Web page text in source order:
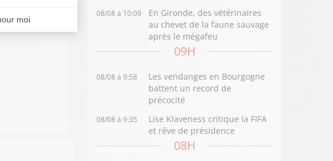
08/08 à 10:09
En Gironde, des vétérinaires
au chevet de la faune sauvage
après le mégafeu
09H
08/08 à 9:58
Les vendanges en Bourgogne
battent un record de
précocité
08/08 à 9:35
Lise Klaveness critique la FIFA
et rêve de présidence
08H